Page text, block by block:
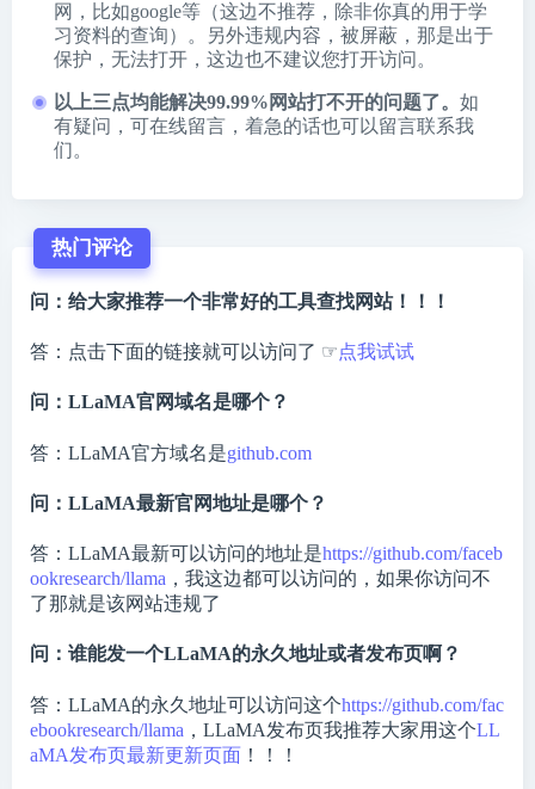
网，比如google等（这边不推荐，除非你真的用于学
习资料的查询）。另外违规内容，被屏蔽，那是出于
保护，无法打开，这边也不建议您打开访问。
以上三点均能解决99.99%网站打不开的问题了。 如
有疑问，可在线留言，着急的话也可以留言联系我
们。
热门评论
问：给大家推荐一个非常好的工具查找网站！！！
答：点击下面的链接就可以访问了 ☞点我试试
问：LLaMA官网域名是哪个？
答：LLaMA官方域名是github.com
问：LLaMA最新官网地址是哪个？
答：LLaMA最新可以访问的地址是https://github.com/faceb
ookresearch/llama ，我这边都可以访问的，如果你访问不
了那就是该网站违规了
问：谁能发一个LLaMA的永久地址或者发布页啊？
答：LLaMA的永久地址可以访问这个https://github.com/fac
ebookresearch/llama ，LLaMA发布页我推荐大家用这个LL
aMA发布页最新更新页面 ！！！